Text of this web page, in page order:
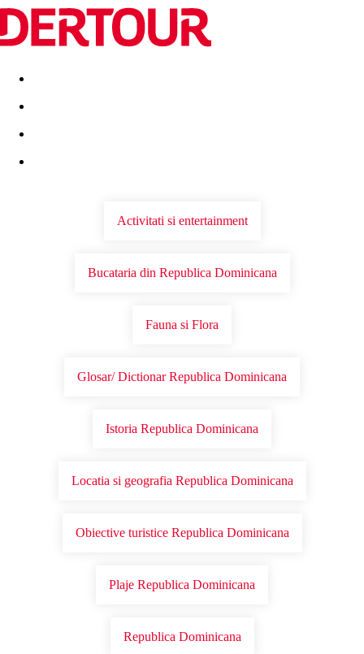
Destinatii Vacanta perfecta OFERTE DE NERATAT
Activitati si entertainment
Bucataria din Republica Dominicana
Fauna si Flora
Glosar/ Dictionar Republica Dominicana
Istoria Republica Dominicana
Locatia si geografia Republica Dominicana
Obiective turistice Republica Dominicana
Plaje Republica Dominicana
Republica Dominicana